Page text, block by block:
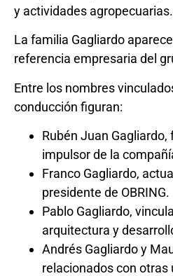
y actividades agropecuarias.
La familia Gagliardo
referencia empresaria del
Entre los nombres
conducción figuran:
Rubén Juan Gagliardo,
impulsor de la
Franco Gagliardo,
presidente de OBRING.
Pablo Gagliardo,
arquitectura y
Andrés Gagliardo y
relacionados con